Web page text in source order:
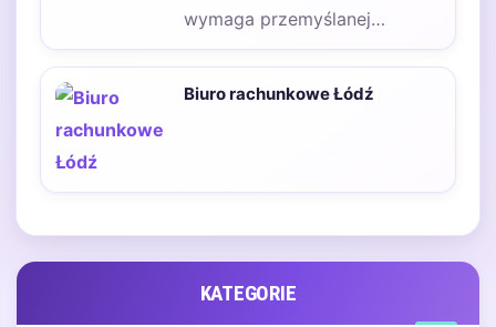
wymaga przemyślanej
strategii, która pozwoli
dotrzeć do potencjalnych
Biuro rachunkowe Łódź
KATEGORIE